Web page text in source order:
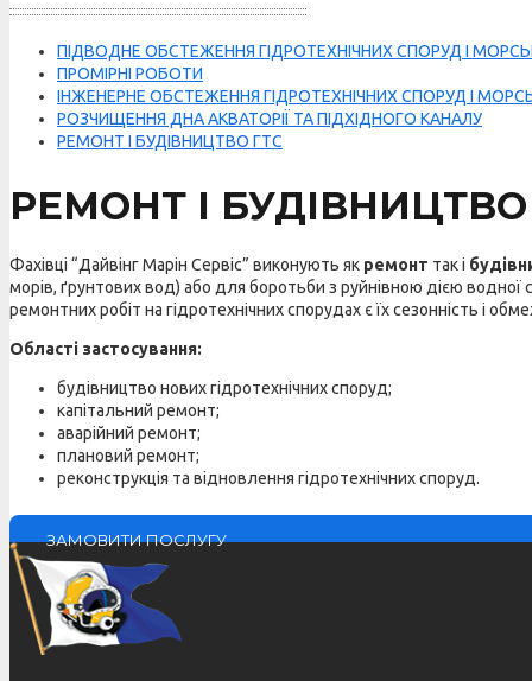
ПІДВОДНЕ ОБСТЕЖЕННЯ ГІДРОТЕХНІЧНИХ СПОРУД І
ПРОМІРНІ РОБОТИ
ІНЖЕНЕРНЕ ОБСТЕЖЕННЯ ГІДРОТЕХНІЧНИХ СПОРУД І
РОЗЧИЩЕННЯ ДНА АКВАТОРІЇ ТА ПІДХІДНОГО КАНАЛУ
РЕМОНТ І БУДІВНИЦТВО ГТС
РЕМОНТ І БУДІВНИЦТВО
Фахівці “Дайвінг Марін Сервіс” виконують як ремонт так і
морів, ґрунтових вод) або для боротьби з руйнівною дією водної
ремонтних робіт на гідротехнічних спорудах є їх сезонність і
Області застосування:
будівництво нових гідротехнічних споруд;
капітальний ремонт;
аварійний ремонт;
плановий ремонт;
реконструкція та відновлення гідротехнічних споруд.
ЗАМОВИТИ ПОСЛУГУ